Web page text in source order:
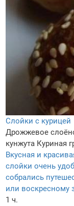
Слойки с курицей
Дрожжевое
кунжута Куриная
Вкусная и
слойки очень
собрались
или воскресному
1 ч.